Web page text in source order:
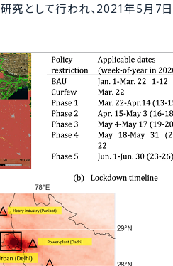
研究として行われ、2021年5月